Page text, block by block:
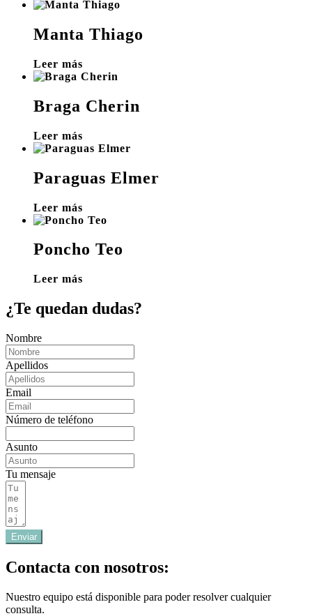
Manta Thiago
Leer más
Braga Cherin
Leer más
Paraguas Elmer
Leer más
Poncho Teo
Leer más
¿Te quedan dudas?
Nombre
Apellidos
Email
Número de teléfono
Asunto
Tu mensaje
Enviar
Contacta con nosotros:
Nuestro equipo está disponible para poder resolver cualquier
consulta.